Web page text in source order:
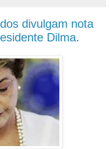
divulgam nota
Dilma.